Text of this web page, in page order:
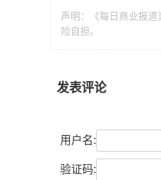
声明：《每日商业报
险自担。
发表评论
用户名:
验证码: